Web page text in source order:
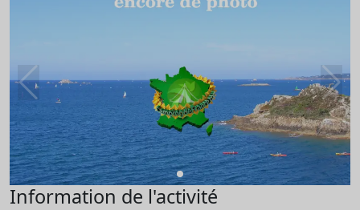
Information de l'activité